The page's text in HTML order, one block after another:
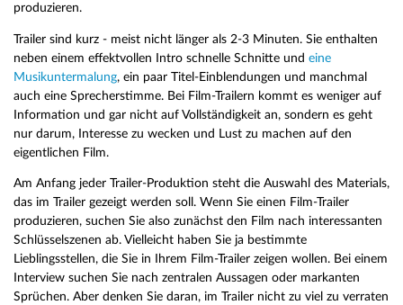
produzieren.
Trailer sind kurz - meist nicht länger als 2-3 Minuten. Sie enthalten
neben einem effektvollen Intro schnelle Schnitte und eine
Musikuntermalung, ein paar Titel-Einblendungen und manchmal
auch eine Sprecherstimme. Bei Film-Trailern kommt es weniger auf
Information und gar nicht auf Vollständigkeit an, sondern es geht
nur darum, Interesse zu wecken und Lust zu machen auf den
eigentlichen Film.
Am Anfang jeder Trailer-Produktion steht die Auswahl des Materials,
das im Trailer gezeigt werden soll. Wenn Sie einen Film-Trailer
produzieren, suchen Sie also zunächst den Film nach interessanten
Schlüsselszenen ab. Vielleicht haben Sie ja bestimmte
Lieblingsstellen, die Sie in Ihrem Film-Trailer zeigen wollen. Bei einem
Interview suchen Sie nach zentralen Aussagen oder markanten
Sprüchen. Aber denken Sie daran, im Trailer nicht zu viel zu verraten